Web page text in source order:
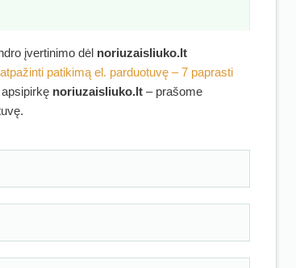
įvertinimo dėl noriuzaisliuko.lt
patikimą el. parduotuvę – 7 paprasti
noriuzaisliuko.lt – prašome